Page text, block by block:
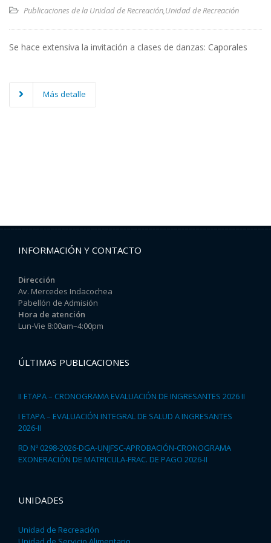
Publicaciones de la Unidad de Recreación,Unidad de Recreación
Se hace extensiva la invitación a clases de danzas: Caporales
Más detalle
INFORMACIÓN Y CONTACTO
Dirección
Av. Mercedes Indacochea
Pabellón de Admisión
Hora de atención
Lun-Vie 8:00am–4:00pm
ÚLTIMAS PUBLICACIONES
II ETAPA – CRONOGRAMA EVALUACIÓN DE INGRESANTES 2026 II
I ETAPA – EVALUACIÓN INTEGRAL DE SALUD A INGRESANTES
2026-II
RD Nº 0298-2026-DGA-UNJFSC-APROBACIÓN-CRONOGRAMA
EXONERACIÓN DE MATRICULA-FRAC. DE PAGO 2026-II
UNIDADES
Unidad de Recreación